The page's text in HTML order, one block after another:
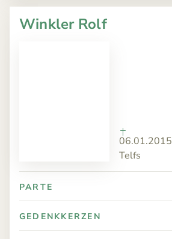
Winkler Rolf
06.01.2015
Telfs
PARTE
GEDENKKERZEN